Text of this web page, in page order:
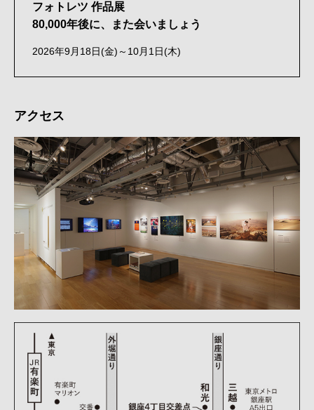
フォトレツ 作品展
80,000年後に、また会いましょう
2026年9月18日(金)～10月1日(木)
アクセス